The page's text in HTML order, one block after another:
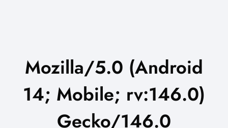
Mozilla/5.0 (Android
14; Mobile; rv:146.0)
Gecko/146.0